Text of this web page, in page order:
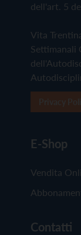
dell'art. 5
Vita
Settimanali
E-Shop
Vendita
Contatti